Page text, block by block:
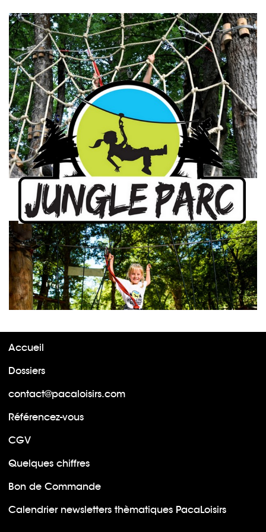
Accueil
Dossiers
contact@pacaloisirs.com
Référencez-vous
CGV
Quelques chiffres
Bon de Commande
Calendrier newsletters thèmatiques PacaLoisirs